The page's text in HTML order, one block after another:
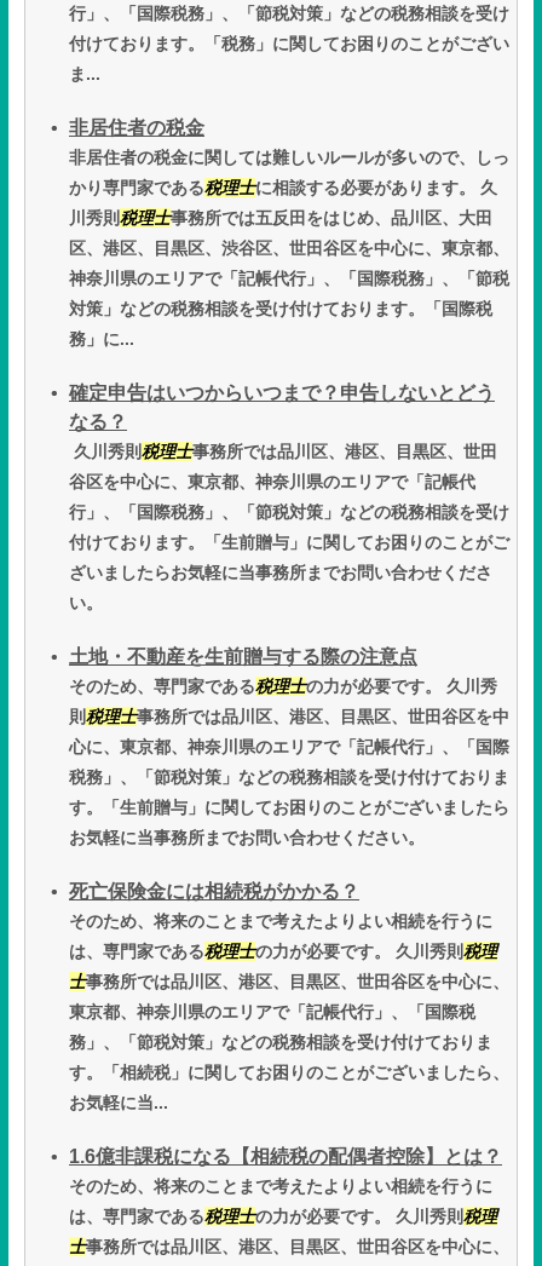
行」、「国際税務」、「節税対策」などの税務相談を受け
付けております。「税務」に関してお困りのことがござい
ま...
非居住者の税金
非居住者の税金に関しては難しいルールが多いので、しっ
かり専門家である税理士に相談する必要があります。 久
川秀則税理士事務所では五反田をはじめ、品川区、大田
区、港区、目黒区、渋谷区、世田谷区を中心に、東京都、
神奈川県のエリアで「記帳代行」、「国際税務」、「節税
対策」などの税務相談を受け付けております。「国際税
務」に...
確定申告はいつからいつまで？申告しないとどう
なる？
久川秀則税理士事務所では品川区、港区、目黒区、世田
谷区を中心に、東京都、神奈川県のエリアで「記帳代
行」、「国際税務」、「節税対策」などの税務相談を受け
付けております。「生前贈与」に関してお困りのことがご
ざいましたらお気軽に当事務所までお問い合わせくださ
い。
土地・不動産を生前贈与する際の注意点
そのため、専門家である税理士の力が必要です。 久川秀
則税理士事務所では品川区、港区、目黒区、世田谷区を中
心に、東京都、神奈川県のエリアで「記帳代行」、「国際
税務」、「節税対策」などの税務相談を受け付けておりま
す。「生前贈与」に関してお困りのことがございましたら
お気軽に当事務所までお問い合わせください。
死亡保険金には相続税がかかる？
そのため、将来のことまで考えたよりよい相続を行うに
は、専門家である税理士の力が必要です。 久川秀則税理
士事務所では品川区、港区、目黒区、世田谷区を中心に、
東京都、神奈川県のエリアで「記帳代行」、「国際税
務」、「節税対策」などの税務相談を受け付けておりま
す。「相続税」に関してお困りのことがございましたら、
お気軽に当...
1.6億非課税になる【相続税の配偶者控除】とは？
そのため、将来のことまで考えたよりよい相続を行うに
は、専門家である税理士の力が必要です。 久川秀則税理
士事務所では品川区、港区、目黒区、世田谷区を中心に、